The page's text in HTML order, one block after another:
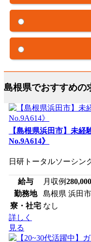
島根県でおすすめの
【島根県浜田市】未
No.9A614》
日研トータルソーシ
給与 月収例280,000
勤務地
島根県 浜田市
寮・社宅 なし
詳しく
見る